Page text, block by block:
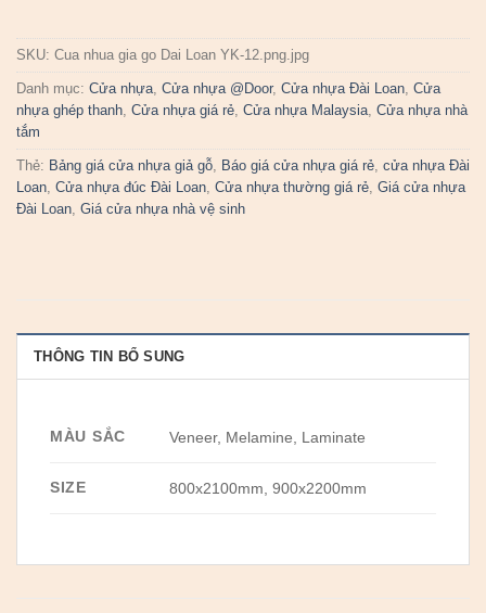
SKU: Cua nhua gia go Dai Loan YK-12.png.jpg
Danh mục: Cửa nhựa, Cửa nhựa @Door, Cửa nhựa Đài Loan, Cửa
nhựa ghép thanh, Cửa nhựa giá rẻ, Cửa nhựa Malaysia, Cửa nhựa nhà
tắm
Thẻ: Bảng giá cửa nhựa giả gỗ, Báo giá cửa nhựa giá rẻ, cửa nhựa Đài
Loan, Cửa nhựa đúc Đài Loan, Cửa nhựa thường giá rẻ, Giá cửa nhựa
Đài Loan, Giá cửa nhựa nhà vệ sinh
THÔNG TIN BỔ SUNG
MÀU SẮC Veneer, Melamine, Laminate
SIZE 800x2100mm, 900x2200mm